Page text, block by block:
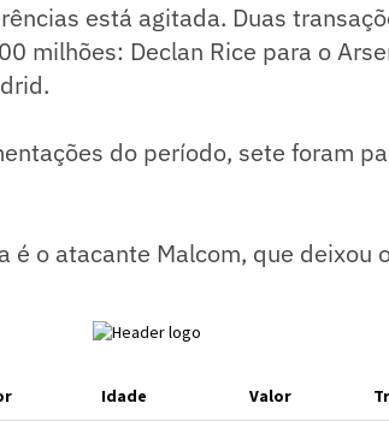
está agitada. Duas
milhões: Declan Rice para o
do período, sete foram
é o atacante Malcom, que deixou